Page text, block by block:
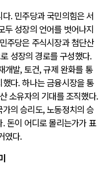
. 민주당과 국민의힘은 서
두 성장의 언어를 벗어나지
주당은 주식시장과 첨단산
성장의 경로를 구성했다.
개발, 토건, 규제 완화를 통
다. 하나는 금융시장을 통
소유자의 기대를 조직했다.
의 승리도, 노동정치의 승
돈이 어디로 몰리는가가 표
였다.